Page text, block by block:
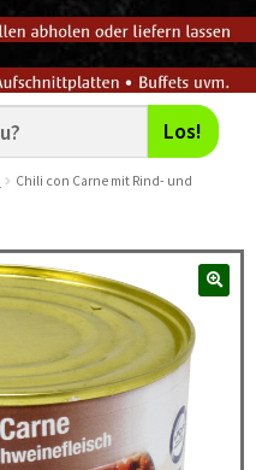
Los!
Chili con Carne mit Rind- und